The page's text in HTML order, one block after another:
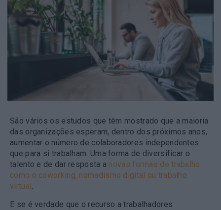
São vários os estudos que têm mostrado que a maioria
das organizações esperam, dentro dos próximos anos,
aumentar o número de colaboradores independentes
que para si trabalham. Uma forma de diversificar o
talento e de dar resposta a novas formas de trabalho
como o coworking, nomadismo digital ou trabalho
virtual .
E se é verdade que o recurso a trabalhadores